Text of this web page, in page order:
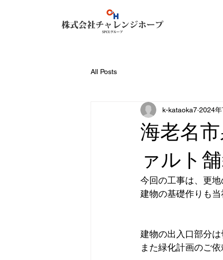
All Posts
海老名
ァルト
k-kataoka7 2024
今回の工事は、更
建物の基礎作りも
建物の出入口部分
また緑化計画のご